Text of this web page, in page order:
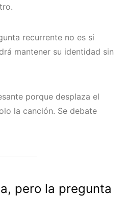
recurrente no es si
mantener su identidad sin
porque desplaza el
la canción. Se debate
pero la pregunta